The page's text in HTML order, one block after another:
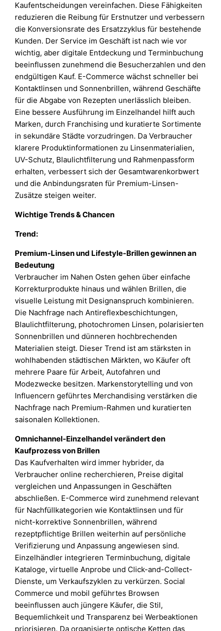
Kaufentscheidungen vereinfachen. Diese Fähigkeiten
reduzieren die Reibung für Erstnutzer und verbessern
die Konversionsrate des Ersatzzyklus für bestehende
Kunden. Der Service im Geschäft ist nach wie vor
wichtig, aber digitale Entdeckung und Terminbuchung
beeinflussen zunehmend die Besucherzahlen und den
endgültigen Kauf. E-Commerce wächst schneller bei
Kontaktlinsen und Sonnenbrillen, während Geschäfte
für die Abgabe von Rezepten unerlässlich bleiben.
Eine bessere Ausführung im Einzelhandel hilft auch
Marken, durch Franchising und kuratierte Sortimente
in sekundäre Städte vorzudringen. Da Verbraucher
klarere Produktinformationen zu Linsenmaterialien,
UV-Schutz, Blaulichtfilterung und Rahmenpassform
erhalten, verbessert sich der Gesamtwarenkorbwert
und die Anbindungsraten für Premium-Linsen-
Zusätze steigen weiter.
Wichtige Trends & Chancen
Trend:
Premium-Linsen und Lifestyle-Brillen gewinnen an
Bedeutung
Verbraucher im Nahen Osten gehen über einfache
Korrekturprodukte hinaus und wählen Brillen, die
visuelle Leistung mit Designanspruch kombinieren.
Die Nachfrage nach Antireflexbeschichtungen,
Blaulichtfilterung, photochromen Linsen, polarisierten
Sonnenbrillen und dünneren hochbrechenden
Materialien steigt. Dieser Trend ist am stärksten in
wohlhabenden städtischen Märkten, wo Käufer oft
mehrere Paare für Arbeit, Autofahren und
Modezwecke besitzen. Markenstorytelling und von
Influencern geführtes Merchandising verstärken die
Nachfrage nach Premium-Rahmen und kuratierten
saisonalen Kollektionen.
Omnichannel-Einzelhandel verändert den
Kaufprozess von Brillen
Das Kaufverhalten wird immer hybrider, da
Verbraucher online recherchieren, Preise digital
vergleichen und Anpassungen in Geschäften
abschließen. E-Commerce wird zunehmend relevant
für Nachfüllkategorien wie Kontaktlinsen und für
nicht-korrektive Sonnenbrillen, während
rezeptpflichtige Brillen weiterhin auf persönliche
Verifizierung und Anpassung angewiesen sind.
Einzelhändler integrieren Terminbuchung, digitale
Kataloge, virtuelle Anprobe und Click-and-Collect-
Dienste, um Verkaufszyklen zu verkürzen. Social
Commerce und mobil geführtes Browsen
beeinflussen auch jüngere Käufer, die Stil,
Bequemlichkeit und Transparenz bei Werbeaktionen
priorisieren. Da organisierte optische Ketten das